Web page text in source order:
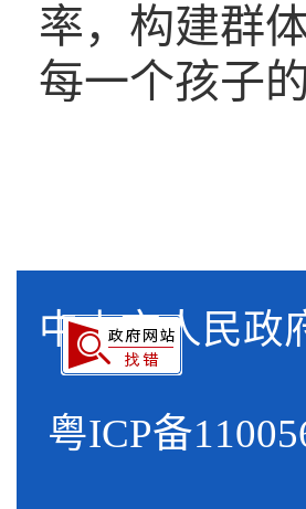
率，构建群
每一个孩子
中山市人民
粤ICP备